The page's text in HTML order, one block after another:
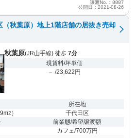
譲渡No.：8887
公開日：2021-08-26
（秋葉原）地上1階店舗の居抜き売却
秋葉原(JR山手線) 徒歩 7分
現賃料/坪単価
－ /23,622円
2 ）
所在地
千代田区
前業態/希望譲渡額
カフェ/700万円